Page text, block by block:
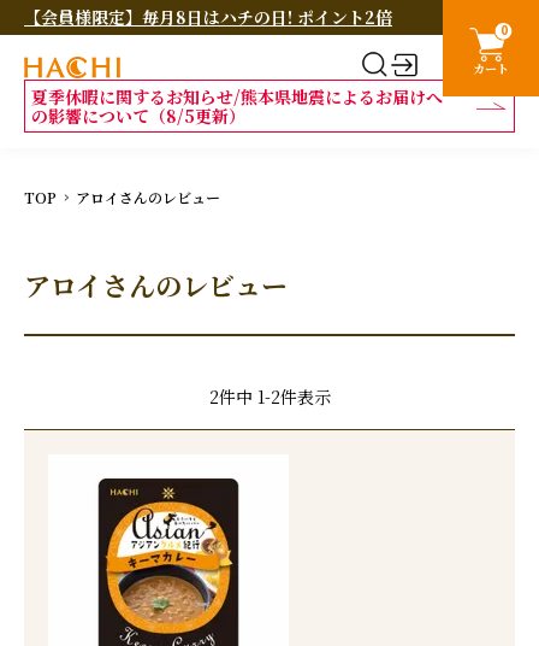
【会員様限定】毎月8日はハチの日! ポイント2倍
夏季休暇に関するお知らせ/熊本県地震によるお届けへ
の影響について（8/5更新）
0
カート
TOP アロイさんのレビュー
アロイさんのレビュー
2件中 1-2件表示